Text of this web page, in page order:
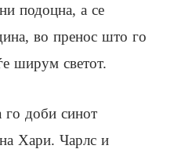
подоцна, а се
во пренос што го
ширум светот.
го доби синот
Хари. Чарлс и